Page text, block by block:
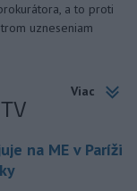
a to proti
uzneseniam
Viac
na ME v Paríži